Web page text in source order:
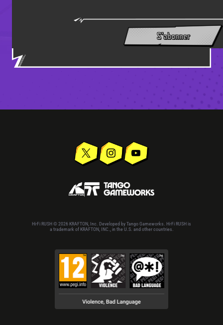
S'abonner
Hi-Fi RUSH © 2026 KRAFTON, Inc. Developed by Tango Gameworks. Hi-Fi RUSH is
a trademark of KRAFTON, INC., in the U.S. and other countries.